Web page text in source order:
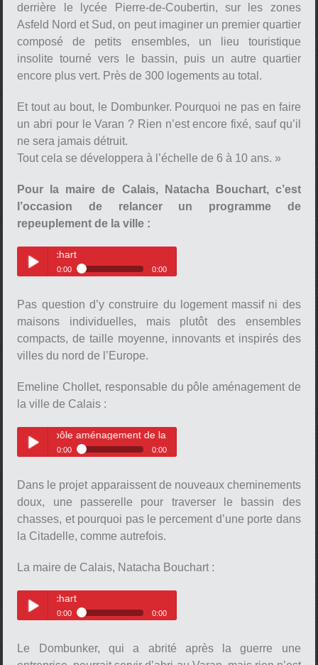
derrière le lycée Pierre-de-Coubertin, sur les zones
Asfeld Nord et Sud, on peut imaginer un premier quartier
composé de petits ensembles, un lieu touristique
insolite tourné vers le bassin, puis un autre quartier
encore plus vert. Près de 300 logements au total.
Et tout au bout, le Dombunker. Pourquoi ne pas en faire
un abri pour le Varan ? Rien n’est encore fixé, sauf qu’il
ne sera jamais détruit.
Tout cela se développera à l’échelle de 6 à 10 ans. »
Pour la maire de Calais, Natacha Bouchart, c’est
l’occasion de relancer un programme de
repeuplement de la ville :
Play /
pause
0:00 0:00
Bouchart
Pas question d’y construire du logement massif ni des
maisons individuelles, mais plutôt des ensembles
compacts, de taille moyenne, innovants et inspirés des
villes du nord de l’Europe.
Emeline Chollet, responsable du pôle aménagement de
la ville de Calais :
Play /
aménagement de la ville de Calais
0:00 0:00
pôle aménagement de la ville de
Calais
Dans le projet apparaissent de nouveaux cheminements
doux, une passerelle pour traverser le bassin des
chasses, et pourquoi pas le percement d’une porte dans
la Citadelle, comme autrefois.
La maire de Calais, Natacha Bouchart :
Play /
0:00 0:00
Bouchart
Le Dombunker, qui a abrité après la guerre une